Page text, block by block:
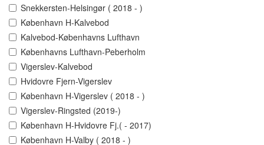
Snekkersten-Helsingør ( 2018 - )
København H-Kalvebod
Kalvebod-Københavns Lufthavn
Københavns Lufthavn-Peberholm
Vigerslev-Kalvebod
Hvidovre Fjern-Vigerslev
København H-Vigerslev ( 2018 - )
Vigerslev-Ringsted (2019-)
København H-Hvidovre Fj.( - 2017)
København H-Valby ( 2018 - )